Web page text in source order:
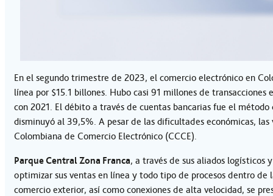
En el segundo trimestre de 2023, el comercio electrónico en
línea por $15.1 billones. Hubo casi 91 millones de
con 2021. El débito a través de cuentas bancarias fue el
disminuyó al 39,5%. A pesar de las dificultades económicas,
Colombiana de Comercio Electrónico (CCCE).
Parque Central Zona Franca, a través de sus aliados logísticos
optimizar sus ventas en línea y todo tipo de procesos dentro
comercio exterior, así como conexiones de alta velocidad, se